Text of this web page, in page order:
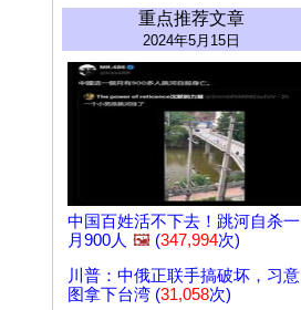
重点推荐文章
2024年5月15日
中国百姓活不下去！跳河自杀一
月900人 🖼️ (347,994次)
川普：中俄正联手搞破坏，习意
图拿下台湾 (31,058次)